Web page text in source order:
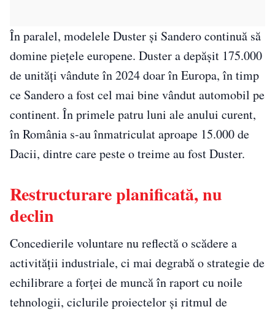
În paralel, modelele Duster și Sandero continuă să
domine piețele europene. Duster a depășit 175.000
de unități vândute în 2024 doar în Europa, în timp
ce Sandero a fost cel mai bine vândut automobil pe
continent. În primele patru luni ale anului curent,
în România s-au înmatriculat aproape 15.000 de
Dacii, dintre care peste o treime au fost Duster.
Restructurare planificată, nu
declin
Concedierile voluntare nu reflectă o scădere a
activității industriale, ci mai degrabă o strategie de
echilibrare a forței de muncă în raport cu noile
tehnologii, ciclurile proiectelor și ritmul de